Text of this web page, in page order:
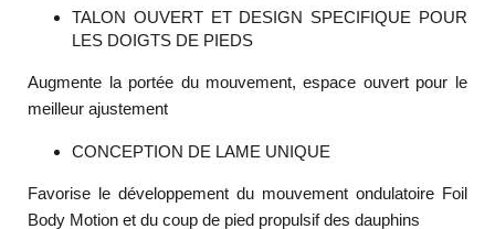
TALON OUVERT ET DESIGN SPECIFIQUE POUR
LES DOIGTS DE PIEDS
Augmente la portée du mouvement, espace ouvert pour le
meilleur ajustement
CONCEPTION DE LAME UNIQUE
Favorise le développement du mouvement ondulatoire Foil
Body Motion et du coup de pied propulsif des dauphins